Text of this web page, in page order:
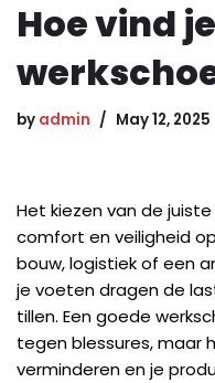
Hoe vind
by admin May 12, 2025
Het kiezen van de
comfort en veiligheid
bouw, logistiek of een
je voeten dragen de
tillen. Een goede
tegen blessures, maar
verminderen en je